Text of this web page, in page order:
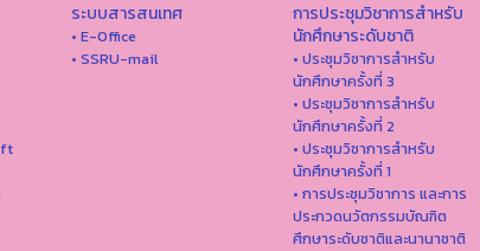
ระบบสารสนเทศ
• E-Office
• SSRU-mail
การประชุมวิชาการสำหรับ
นักศึกษาระดับชาติ
• ประชุมวิชาการสำหรับ
นักศึกษาครั้งที่ 3
• ประชุมวิชาการสำหรับ
นักศึกษาครั้งที่ 2
• ประชุมวิชาการสำหรับ
นักศึกษาครั้งที่ 1
• การประชุมวิชาการ และการ
ประกวดนวัตกรรมบัณฑิต
ศึกษาระดับชาติและนานาชาติ